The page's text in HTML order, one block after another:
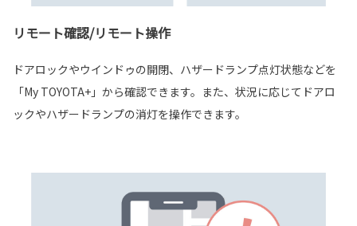
リモート確認/リモート操作
ドアロックやウインドゥの開閉、ハザードランプ点灯状態などを
「My TOYOTA+」から確認できます。また、状況に応じてドアロ
ックやハザードランプの消灯を操作できます。